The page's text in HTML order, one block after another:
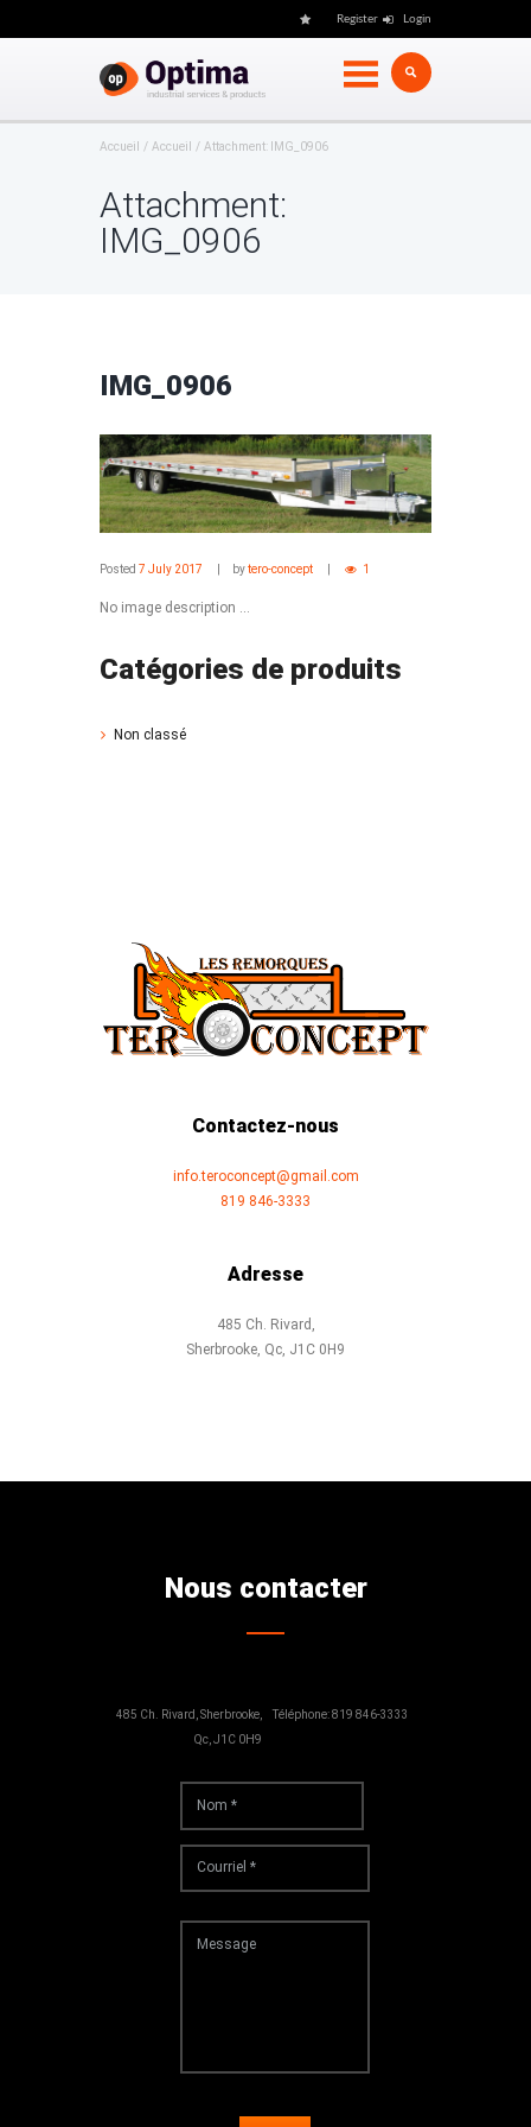
Register Login
Accueil Accueil Attachment: IMG_0906
Attachment:
IMG_0906
IMG_0906
Posted 7 July 2017 bytero-concept 1
No image description ...
Catégories de produits
Non classé
Contactez-nous
info.teroconcept@gmail.com
819 846-3333
Adresse
485 Ch. Rivard,
Sherbrooke, Qc, J1C 0H9
Nous contacter
Téléphone: 819 846-3333
485 Ch. Rivard, Sherbrooke,
Qc, J1C 0H9